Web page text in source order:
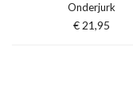
Onderjurk
€ 21,95